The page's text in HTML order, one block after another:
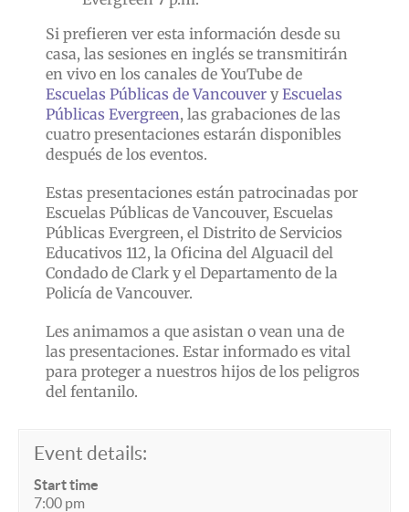
Si prefieren ver esta información desde su
casa, las sesiones en inglés se transmitirán
en vivo en los canales de YouTube de
Escuelas Públicas de VancouveryEscuelas
Públicas Evergreen, las grabaciones de las
cuatro presentaciones estarán disponibles
después de los eventos.
Estas presentaciones están patrocinadas por
Escuelas Públicas de Vancouver, Escuelas
Públicas Evergreen, el Distrito de Servicios
Educativos 112, la Oficina del Alguacil del
Condado de Clark y el Departamento de la
Policía de Vancouver.
Les animamos a que asistan o vean una de
las presentaciones. Estar informado es vital
para proteger a nuestros hijos de los peligros
del fentanilo.
Event details:
Start time
7:00 pm